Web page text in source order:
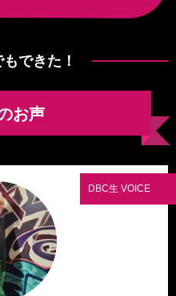
できた！
お声
DBC生 VOICE